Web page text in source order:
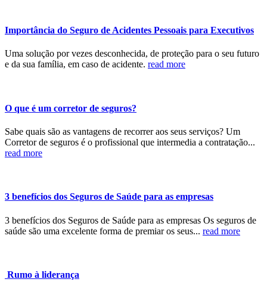
Importância do Seguro de Acidentes Pessoais para Executivos
Uma solução por vezes desconhecida, de proteção para o seu futuro
e da sua família, em caso de acidente. read more
O que é um corretor de seguros?
Sabe quais são as vantagens de recorrer aos seus serviços? Um
Corretor de seguros é o profissional que intermedia a contratação...
read more
3 benefícios dos Seguros de Saúde para as empresas
3 benefícios dos Seguros de Saúde para as empresas Os seguros de
saúde são uma excelente forma de premiar os seus... read more
Rumo à liderança